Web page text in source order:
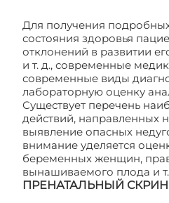
Для получения
состояния здоровья
отклонений в развитии
и т. д., современные
современные виды
лабораторную оценку
Существует перечень
действий, направленных
выявление опасных
внимание уделяется
беременных женщин,
вынашиваемого плода и
ПРЕНАТАЛЬНЫЙ